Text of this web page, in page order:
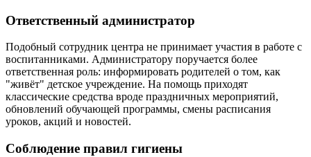
Ответственный администратор
Подобный сотрудник центра не принимает участия в работе с
воспитанниками. Администратору поручается более
ответственная роль: информировать родителей о том, как
"живёт" детское учреждение. На помощь приходят
классические средства вроде праздничных мероприятий,
обновлений обучающей программы, смены расписания
уроков, акций и новостей.
Соблюдение правил гигиены